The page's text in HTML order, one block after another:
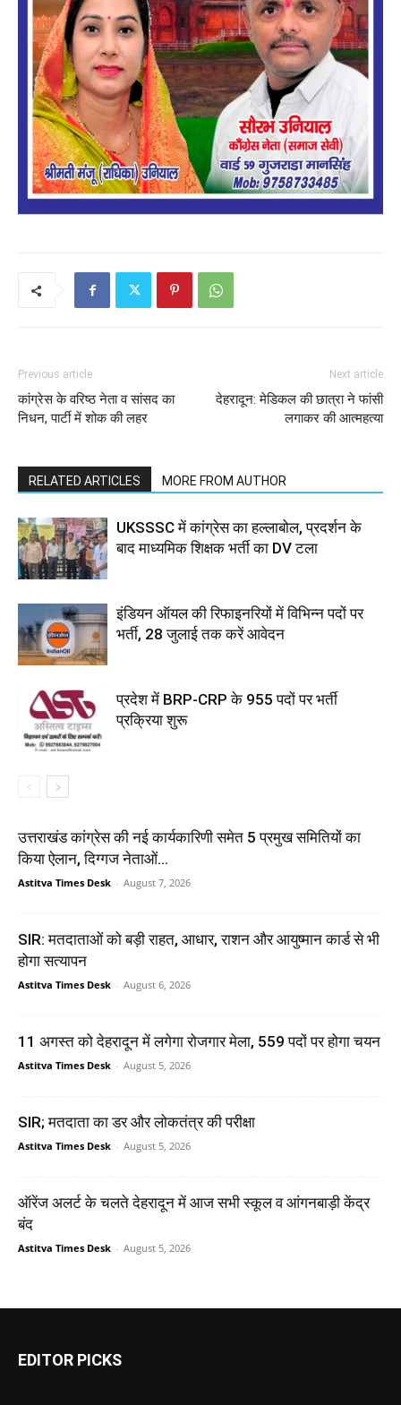
Previous article
कांग्रेस के वरिष्ठ नेता व सांसद का
निधन, पार्टी में शोक की लहर
Next article
देहरादून: मेडिकल की छात्रा ने फांसी
लगाकर की आत्महत्या
RELATED ARTICLES MORE FROM AUTHOR
UKSSSC में कांग्रेस का हल्लाबोल, प्रदर्शन के
बाद माध्यमिक शिक्षक भर्ती का DV टला
इंडियन ऑयल की रिफाइनरियों में विभिन्न पदों पर
भर्ती, 28 जुलाई तक करें आवेदन
प्रदेश में BRP-CRP के 955 पदों पर भर्ती
प्रक्रिया शुरू
उत्तराखंड कांग्रेस की नई कार्यकारिणी समेत 5 प्रमुख समितियों का
किया ऐलान, दिग्गज नेताओं...
Astitva Times Desk - August 7, 2026
SIR: मतदाताओं को बड़ी राहत, आधार, राशन और आयुष्मान कार्ड से भी
होगा सत्यापन
Astitva Times Desk - August 6, 2026
11 अगस्त को देहरादून में लगेगा रोजगार मेला, 559 पदों पर होगा चयन
Astitva Times Desk - August 5, 2026
SIR; मतदाता का डर और लोकतंत्र की परीक्षा
Astitva Times Desk - August 5, 2026
ऑरेंज अलर्ट के चलते देहरादून में आज सभी स्कूल व आंगनबाड़ी केंद्र
बंद
Astitva Times Desk - August 5, 2026
EDITOR PICKS